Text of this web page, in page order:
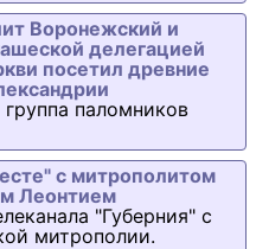
Воронежский и
делегацией
посетил древние
паломников
с митрополитом
Леонтием
"Губерния" с
митрополии.